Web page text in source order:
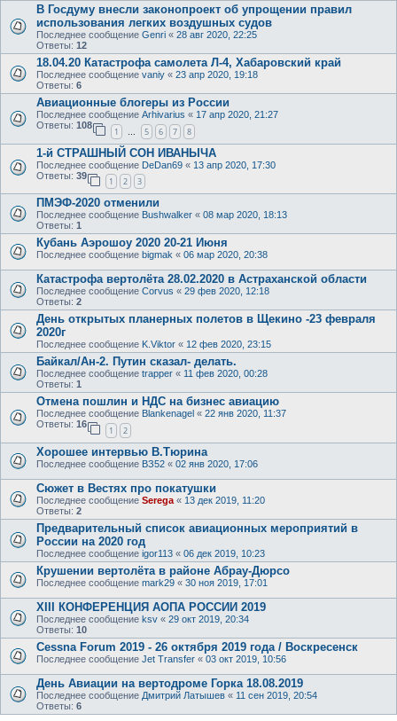
В Госдуму внесли законопроект об упрощении правил
использования легких воздушных судов
Последнее сообщение Genri « 28 авг 2020, 22:25
Ответы: 12
18.04.20 Катастрофа самолета Л-4, Хабаровский край
Последнее сообщение vaniy « 23 апр 2020, 19:18
Ответы: 6
Авиационные блогеры из России
Последнее сообщение Arhivarius « 17 апр 2020, 21:27
Ответы: 108
1 … 5 6 7 8
1-й СТРАШНЫЙ СОН ИВАНЫЧА
Последнее сообщение DeDan69 « 13 апр 2020, 17:30
Ответы: 39
1 2 3
ПМЭФ-2020 отменили
Последнее сообщение Bushwalker « 08 мар 2020, 18:13
Ответы: 1
Кубань Аэрошоу 2020 20-21 Июня
Последнее сообщение bigmak « 06 мар 2020, 20:38
Катастрофа вертолёта 28.02.2020 в Астраханской области
Последнее сообщение Corvus « 29 фев 2020, 12:18
Ответы: 2
День открытых планерных полетов в Щекино -23 февраля
2020г
Последнее сообщение K.Viktor « 12 фев 2020, 23:15
Байкал/Ан-2. Путин сказал- делать.
Последнее сообщение trapper « 11 фев 2020, 00:28
Ответы: 1
Отмена пошлин и НДС на бизнес авиацию
Последнее сообщение Blankenagel « 22 янв 2020, 11:37
Ответы: 16
1 2
Хорошее интервью В.Тюрина
Последнее сообщение ВЗ52 « 02 янв 2020, 17:06
Сюжет в Вестях про покатушки
Последнее сообщение Serega « 13 дек 2019, 11:20
Ответы: 2
Предварительный список авиационных мероприятий в
России на 2020 год
Последнее сообщение igor113 « 06 дек 2019, 10:23
Крушении вертолёта в районе Абрау-Дюрсо
Последнее сообщение mark29 « 30 ноя 2019, 17:01
XIII КОНФЕРЕНЦИЯ АОПА РОССИИ 2019
Последнее сообщение ksv « 29 окт 2019, 20:34
Ответы: 10
Cessna Forum 2019 - 26 октября 2019 года / Воскресенск
Последнее сообщение Jet Transfer « 03 окт 2019, 10:56
День Авиации на вертодроме Горка 18.08.2019
Последнее сообщение Дмитрий Латышев « 11 сен 2019, 20:54
Ответы: 6